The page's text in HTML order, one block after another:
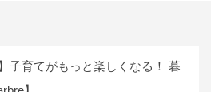
子育てがもっと楽しくなる！ 暮